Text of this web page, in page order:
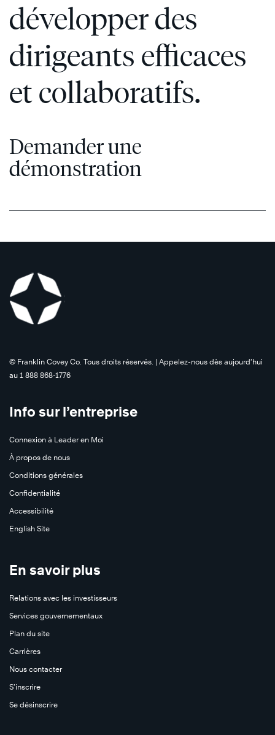
développer des
dirigeants efficaces
et collaboratifs.
Demander une
démonstration
©️ Franklin Covey Co. Tous droits réservés. | Appelez-nous dès aujourd’hui
au 1 888 868-1776
Info sur l’entreprise
Connexion à Leader en Moi
À propos de nous
Conditions générales
Confidentialité
Accessibilité
English Site
En savoir plus
Relations avec les investisseurs
Services gouvernementaux
Plan du site
Carrières
Nous contacter
S’inscrire
Se désinscrire